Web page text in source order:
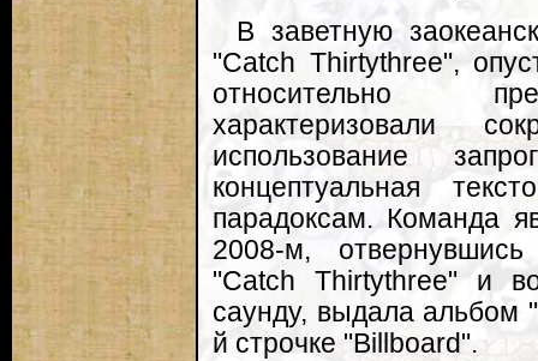
В заветную
"Catch Thirtythree",
относительно
характеризовали
использование
концептуальная
парадоксам. Команда
2008-м,
"Catch Thirtythree" и
саунду, выдала альбом
й строчке "Billboard".